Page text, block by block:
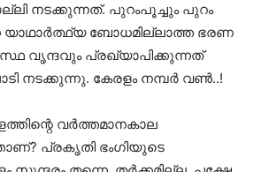
നടക്കുന്നത്. പുറംപൂച്ചും പുറം
യാഥാര്‍ത്ഥ്യ ബോധമില്ലാത്ത ഭരണ
വൃന്ദവും പ്രഖ്യാപിക്കുന്നത്
നടക്കുന്നു. കേരളം നമ്പര്‍ വണ്‍..!
വര്‍ത്തമാനകാല
പ്രകൃതി ഭംഗിയുടെ